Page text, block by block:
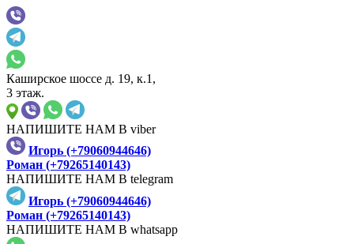
Каширское шоссе д. 19, к.1,
3 этаж.
НАПИШИТЕ НАМ В viber
Игорь (+79060944646)
Роман (+79265140143)
НАПИШИТЕ НАМ В telegram
Игорь (+79060944646)
Роман (+79265140143)
НАПИШИТЕ НАМ В whatsapp